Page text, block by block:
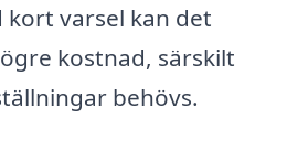
varsel kan det
kostnad, särskilt
behövs.